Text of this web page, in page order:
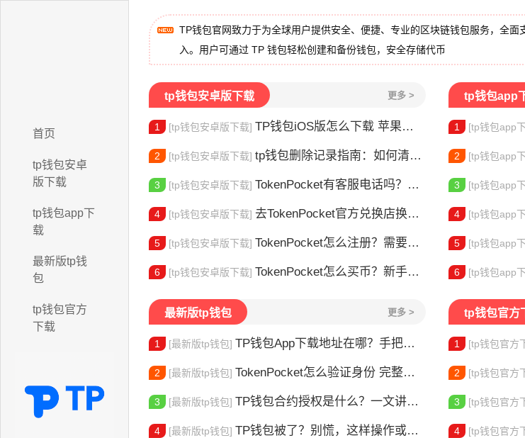
首页
tp钱包安卓
版下载
tp钱包app下
载
最新版tp钱
包
tp钱包官方
下载
TP钱包官网致力于为全球用户提供安全、便捷、专业的区块链钱包服务，全
入。用户可通过 TP 钱包轻松创建和备份钱包，安全存储代币
tp钱包安卓版下载 更多 >
1 [tp钱包安卓版下载] TP钱包iOS版怎么下载 苹果用户安装指南
2 [tp钱包安卓版下载] tp钱包删除记录指南：如何清除交易历史
3 [tp钱包安卓版下载] TokenPocket有客服电话吗？官方联系方式详解
4 [tp钱包安卓版下载] 去TokenPocket官方兑换店换币，这几个坑别再踩了
5 [tp钱包安卓版下载] TokenPocket怎么注册？需要实名认证吗？
6 [tp钱包安卓版下载] TokenPocket怎么买币？新手交易全流程详解
tp钱包app
1 [tp钱包app
2 [tp钱包app
3 [tp钱包app
4 [tp钱包app
5 [tp钱包app
6 [tp钱包app
最新版tp钱包 更多 >
1 [最新版tp钱包] TP钱包App下载地址在哪？手把手教你安全下载
2 [最新版tp钱包] TokenPocket怎么验证身份 完整教程分享 手把手教你完成KYC认证流程
3 [最新版tp钱包] TP钱包合约授权是什么？一文讲清楚
4 [最新版tp钱包] TP钱包被了？别慌，这样操作或许能找回
tp钱包官方
1 [tp钱包官方
2 [tp钱包官方
3 [tp钱包官方
4 [tp钱包官方